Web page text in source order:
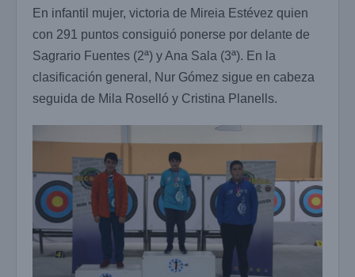
En infantil mujer, victoria de Mireia Estévez quien
con 291 puntos consiguió ponerse por delante de
Sagrario Fuentes (2ª) y Ana Sala (3ª). En la
clasificación general, Nur Gómez sigue en cabeza
seguida de Mila Roselló y Cristina Planells.